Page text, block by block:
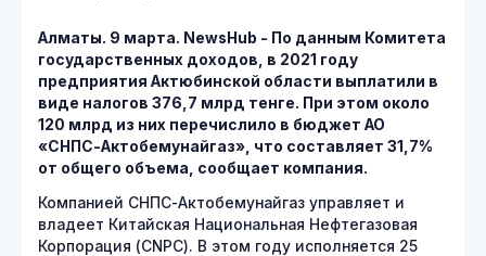
Алматы. 9 марта. NewsHub - По данным Комитета
государственных доходов, в 2021 году
предприятия Актюбинской области выплатили в
виде налогов 376,7 млрд тенге. При этом около
120 млрд из них перечислило в бюджет АО
«СНПС-Актобемунайгаз», что составляет 31,7%
от общего объема, сообщает компания.
Компанией СНПС-Актобемунайгаз управляет и
владеет Китайская Национальная Нефтегазовая
Корпорация (CNPC). В этом году исполняется 25